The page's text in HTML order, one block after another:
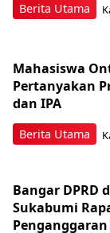
Berita Utama
Berita Utama
Mahasiswa
Pertanyakan
dan IPA
Bangar DPRD
Sukabumi